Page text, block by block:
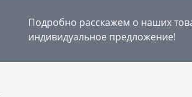
Подробно расскажем о наших
индивидуальное предложение!